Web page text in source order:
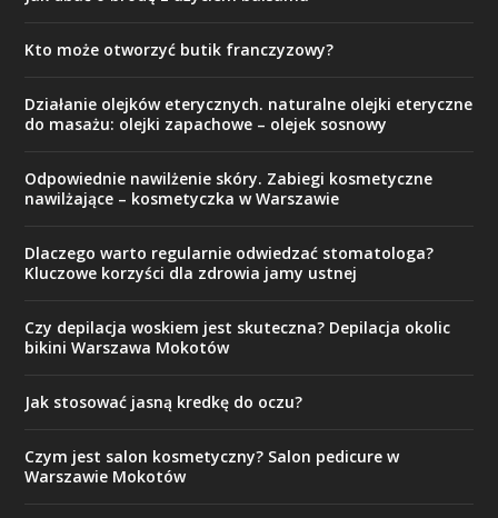
Kto może otworzyć butik franczyzowy?
Działanie olejków eterycznych. naturalne olejki eteryczne
do masażu: olejki zapachowe – olejek sosnowy
Odpowiednie nawilżenie skóry. Zabiegi kosmetyczne
nawilżające – kosmetyczka w Warszawie
Dlaczego warto regularnie odwiedzać stomatologa?
Kluczowe korzyści dla zdrowia jamy ustnej
Czy depilacja woskiem jest skuteczna? Depilacja okolic
bikini Warszawa Mokotów
Jak stosować jasną kredkę do oczu?
Czym jest salon kosmetyczny? Salon pedicure w
Warszawie Mokotów